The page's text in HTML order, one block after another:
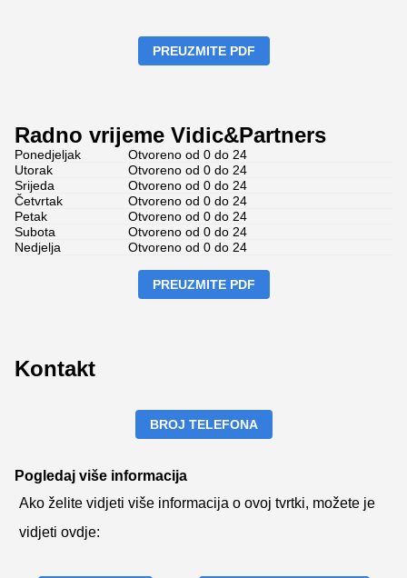
PREUZMITE PDF
Radno vrijeme Vidic&Partners
Ponedjeljak
Otvoreno od 0 do 24
Utorak
Otvoreno od 0 do 24
Srijeda
Otvoreno od 0 do 24
Četvrtak
Otvoreno od 0 do 24
Petak
Otvoreno od 0 do 24
Subota
Otvoreno od 0 do 24
Nedjelja
Otvoreno od 0 do 24
PREUZMITE PDF
Kontakt
BROJ TELEFONA
Pogledaj više informacija
Ako želite vidjeti više informacija o ovoj tvrtki, možete je
vidjeti ovdje: